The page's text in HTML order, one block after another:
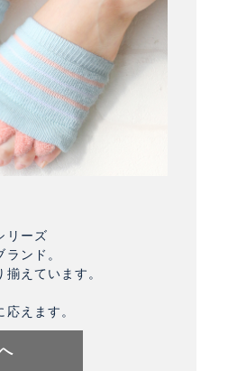
リーズ
ンド。
えています。
えます。